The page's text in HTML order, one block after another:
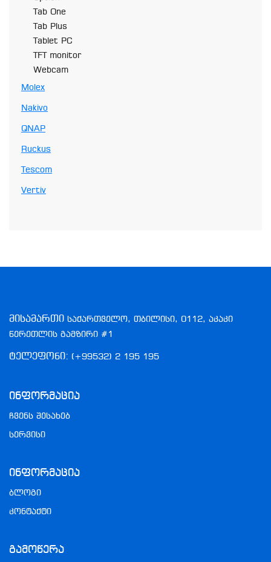
Tab One
Tab Plus
Tablet PC
TFT monitor
Webcam
Molex
Nakivo
QNAP
Ruckus
Tescom
Vertiv
მისამართი საქართველო, თბილისი, 0112, აკაკი
წერეთლის გამზირი #1
ტელეფონი: (+99532) 2 195 195
Ინფორმაცია
ჩვენს შესახებ
სერვისი
Ინფორმაცია
ბლოგი
კონტაქტი
Გამოწერა